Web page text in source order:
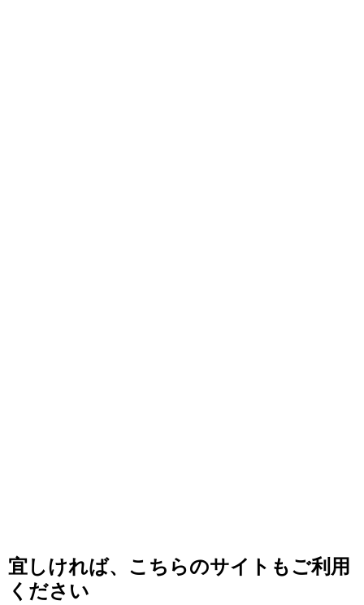
宜しければ、こちらのサイトもご利用
ください